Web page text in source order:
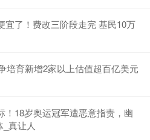
宜了！费改三阶段走完 基民10万
培育新增2家以上估值超百亿美元
！18岁奥运冠军遭恶意指责，幽
真让人